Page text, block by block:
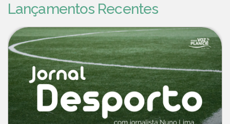
Lançamentos Recentes